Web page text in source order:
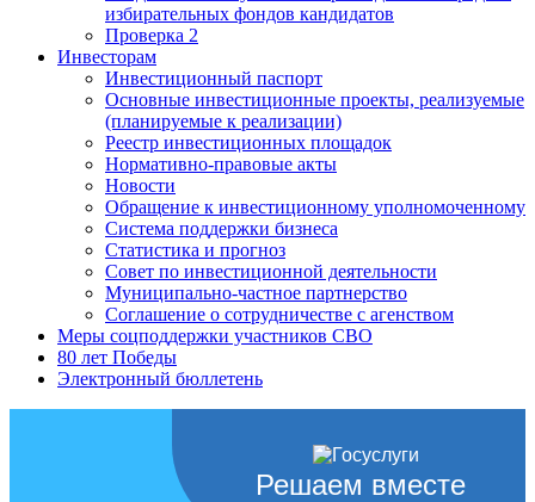
избирательных фондов кандидатов
Проверка 2
Инвесторам
Инвестиционный паспорт
Основные инвестиционные проекты, реализуемые
(планируемые к реализации)
Реестр инвестиционных площадок
Нормативно-правовые акты
Новости
Обращение к инвестиционному уполномоченному
Система поддержки бизнеса
Статистика и прогноз
Совет по инвестиционной деятельности
Муниципально-частное партнерство
Соглашение о сотрудничестве с агенством
Меры соцподдержки участников СВО
80 лет Победы
Электронный бюллетень
Решаем вместе